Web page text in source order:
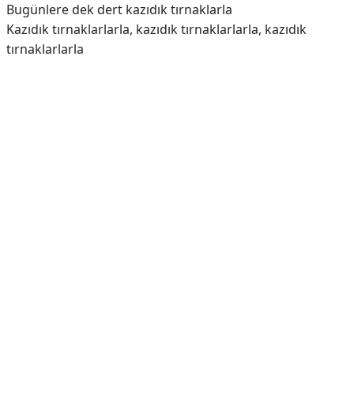
Bugünlere dek dert kazıdık tırnaklarla
Kazıdık tırnaklarlarla, kazıdık tırnaklarlarla, kazıdık
tırnaklarlarla